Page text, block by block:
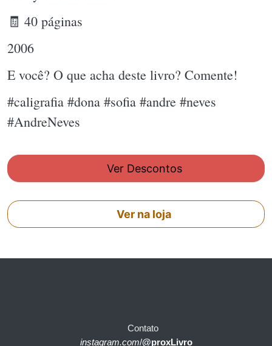
🧾 40 páginas
2006
E você? O que acha deste livro? Comente!
#caligrafia #dona #sofia #andre #neves
#AndreNeves
Ver Descontos
Ver na loja
Contato
instagram.com/@proxLivro